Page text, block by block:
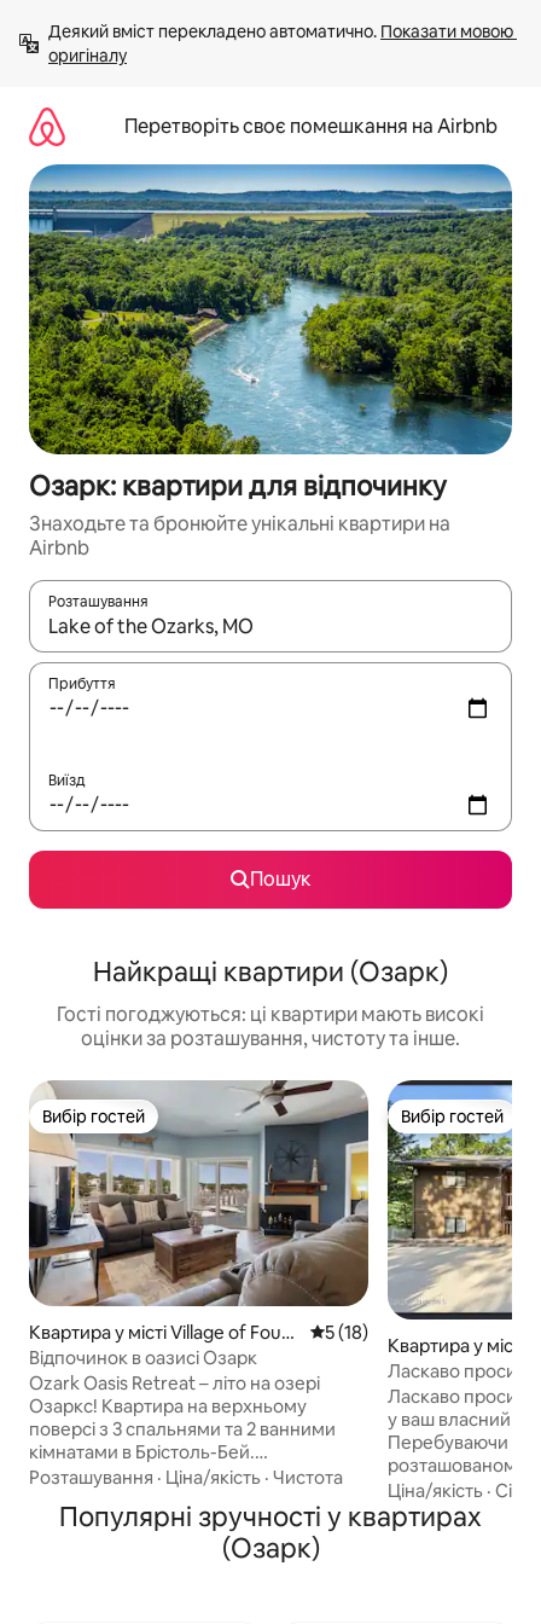
вмісту
Деякий вміст перекладено автоматично. Показати мовою
оригіналу
Перетворіть своє помешкання на Airbnb
Озарк: квартири для відпочинку
Знаходьте та бронюйте унікальні квартири на
Airbnb
Розташування
Отримавши результати пошуку, використовуйте для
Прибуття
Виїзд
Пошук
Найкращі квартири (Озарк)
Гості погоджуються: ці квартири мають високі
оцінки за розташування, чистоту та інше.
Вибір гостей
Вибір гостей
Квартира у місті Village of Four
Seasons
Середня оцінка: 5 з 5,
5 (18)
Відпочинок в оазисі Озарк
Ozark Oasis Retreat – літо на озері
Озаркс! Квартира на верхньому
поверсі з 3 спальнями та 2 ванними
кімнатами в Брістоль-Бей.
Прокидайтеся, милуючись
озером, проводьте дні, плаваючи на
човні (є причал), купаючись у басейні
на березі або готуючи їжу на газовому
Розташування · Ціна/якість · Чистота
Вибір гостей
Вибір гостей
Квартира у місті
Ласкаво
HAVEN –
перебування
Ласкаво просимо
у ваш власний
Перебуваючи в
розташованому в
буде поруч із
Затишний,
невеликий
Ціна/якість ·Сім’я
Популярні зручності у квартирах
(Озарк)